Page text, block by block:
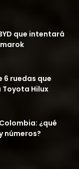
que intentará
6 ruedas que
Hilux
¿qué
números?